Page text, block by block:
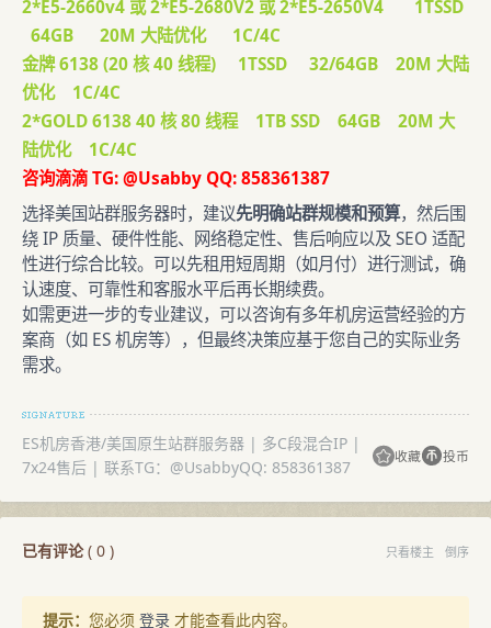
2*E5-2660v4 或 2*E5-2680V2 或 2*E5-2650V4 1TSSD
64GB 20M 大陆优化 1C/4C
金牌 6138 (20 核 40 线程) 1TSSD 32/64GB 20M 大陆
优化 1C/4C
2*GOLD 6138 40 核 80 线程 1TB SSD 64GB 20M 大
陆优化 1C/4C
咨询滴滴 TG: @Usabby QQ: 858361387
选择美国站群服务器时，建议先明确站群规模和预算，然后围
绕 IP 质量、硬件性能、网络稳定性、售后响应以及 SEO 适配
性进行综合比较。可以先租用短周期（如月付）进行测试，确
认速度、可靠性和客服水平后再长期续费。
如需更进一步的专业建议，可以咨询有多年机房运营经验的方
案商（如 ES 机房等），但最终决策应基于您自己的实际业务
需求。
ES机房香港/美国原生站群服务器 | 多C段混合IP |
7x24售后 | 联系TG：@UsabbyQQ: 858361387
收藏 投币
已有评论( 0 ) 只看楼主 倒序
提示： 您必须 登录 才能查看此内容。